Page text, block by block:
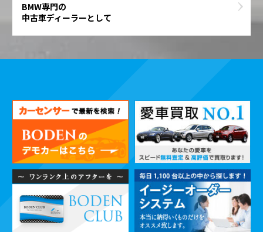
BMW専門の
中古車ディーラーとして